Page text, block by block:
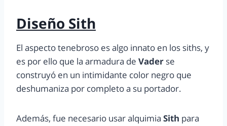
Diseño Sith
El aspecto tenebroso es algo innato en los siths, y
es por ello que la armadura de Vader se
construyó en un intimidante color negro que
deshumaniza por completo a su portador.
Además, fue necesario usar alquimia Sith para